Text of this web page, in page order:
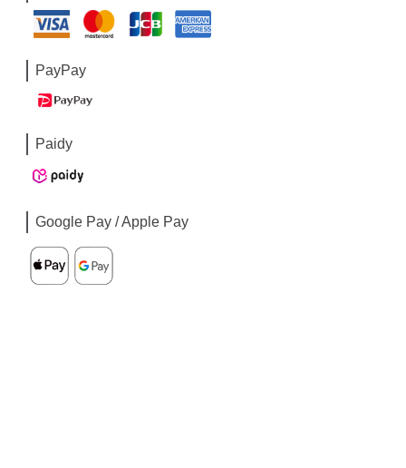
PayPay
Paidy
Google Pay / Apple Pay